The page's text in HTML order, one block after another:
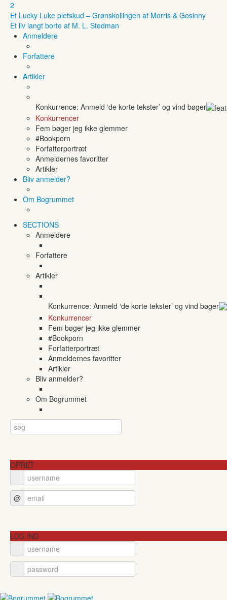
2
Et Lucky Luke pletskud – Grønskollingen af Morris & Gosinny
Et liv langt borte af M. L. Stedman
Anmeldere
Forfattere
Artikler
Konkurrence: Anmeld ‘de korte tekster’ og vind bøger
Konkurrencer
Fem bøger jeg ikke glemmer
#Bookporn
Forfatterportræt
Anmeldernes favoritter
Artikler
Bliv anmelder?
Om Bogrummet
SECTIONS
Anmeldere
Forfattere
Artikler
Konkurrence: Anmeld ‘de korte tekster’ og vind bøger
Konkurrencer
Fem bøger jeg ikke glemmer
#Bookporn
Forfatterportræt
Anmeldernes favoritter
Artikler
Bliv anmelder?
Om Bogrummet
OPRET
@
LOG IND